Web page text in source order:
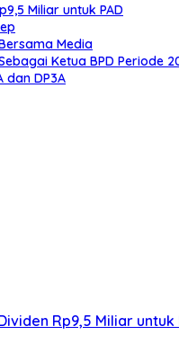
Miliar untuk PAD
Media
Ketua BPD Periode
dan DP3A
Rp9,5 Miliar untuk